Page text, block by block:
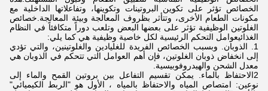
الخصائص تؤثر على تكوين البروتينات وتكوينها، وتفاعلاتها الداخلية مع
مكونات الطعام الأخرى، وتتأثر بظروف المعالجة وبيئة المعالجة.خصائص
الغلوتين الوظيفية تؤثر على بعضها البعض وتلعب دوراً متكافئاً في النظام
الغذائيعوامل التحكم الرئيسية لكل خاصية وظيفية هي كما يلي:
1. الذوبان. وبسبب الخصائص الفريدة للغليادين والغلوتينين، والتي تؤدي
إلى انخفاض ذوبان الغلوتين، فإن أهم العوامل التي تتحكم في الذوبان هي
معدل الشحن والهيدروفوبيسية.
2الاحتفاظ بالماء. يمكن تقسيم التفاعل بين بروتين القمح والماء إلى
نوعين: امتصاص المياه والاحتفاظ بالمياه ، الأول هو "الربط الكيميائي"